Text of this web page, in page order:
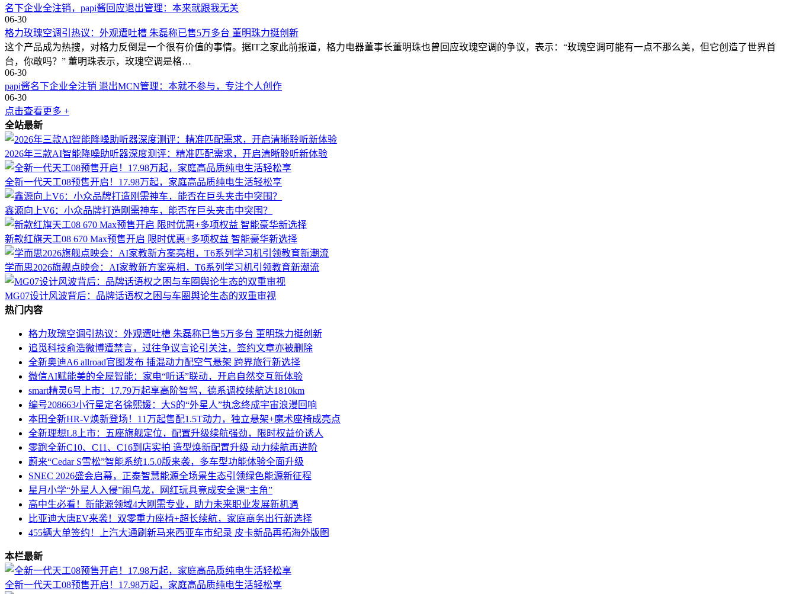
名下企业全注销，papi酱回应退出管理：本来就跟我无关
06-30
格力玫瑰空调引热议：外观遭吐槽 朱磊称已售5万多台 董明珠力挺创新
这个产品成为热搜，对格力反倒是一个很有价值的事情。据IT之家此前报道，格力电器董事长董明珠也曾回应玫瑰空调的争议，表示：“玫瑰空调可能有一点不那么美，但它创造了世界首
台，你敢吗？” 董明珠表示，玫瑰空调是格…
06-30
papi酱名下企业全注销 退出MCN管理：本就不参与，专注个人创作
06-30
点击查看更多 +
全站最新
2026年三款AI智能降噪助听器深度测评：精准匹配需求，开启清晰聆听新体验
全新一代天工08预售开启！17.98万起，家庭高品质纯电生活轻松享
鑫源向上V6：小众品牌打造刚需神车，能否在巨头夹击中突围？
新款红旗天工08 670 Max预售开启 限时优惠+多项权益 智能豪华新选择
学而思2026旗舰点映会：AI家教新方案亮相，T6系列学习机引领教育新潮流
MG07设计风波背后：品牌话语权之困与车圈舆论生态的双重审视
热门内容
格力玫瑰空调引热议：外观遭吐槽 朱磊称已售5万多台 董明珠力挺创新
追觅科技俞浩微博遭禁言，过往争议言论引关注，签约文章亦被删除
全新奥迪A6 allroad官图发布 插混动力配空气悬架 跨界旅行新选择
微信AI赋能美的全屋智能：家电“听话”联动，开启自然交互新体验
smart精灵6号上市：17.79万起享高阶智驾，德系调校续航达1810km
编号208663小行星定名徐熙媛：大S的“外星人”执念终成宇宙浪漫回响
本田全新HR-V焕新登场！11万起售配1.5T动力，独立悬架+魔术座椅成亮点
全新理想L8上市：五座旗舰定位，配置升级续航强劲，限时权益价诱人
零跑全新C10、C11、C16到店实拍 造型焕新配置升级 动力续航再进阶
蔚来“Cedar S雪松”智能系统1.5.0版来袭，多车型功能体验全面升级
SNEC 2026盛会启幕，正泰智慧能源全场景生态引领绿色能源新征程
星月小学“外星人入侵”闹乌龙，网红玩具竟成安全课“主角”
高中生必看！新能源领域4大刚需专业，助力未来职业发展新机遇
比亚迪大唐EV来袭！双零重力座椅+超长续航，家庭商务出行新选择
455辆大单签约！上汽大通刷新马来西亚车市纪录 皮卡新品再拓海外版图
本栏最新
全新一代天工08预售开启！17.98万起，家庭高品质纯电生活轻松享